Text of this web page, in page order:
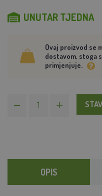
UNUTAR TJEDNA
Ovaj proizvod se
dostavom, stoga
primjenjuje.
OPIS